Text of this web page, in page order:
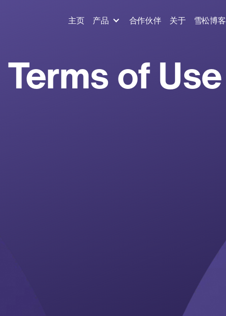
主页 产品 合作伙伴 关于 雪松博客
Terms of Use